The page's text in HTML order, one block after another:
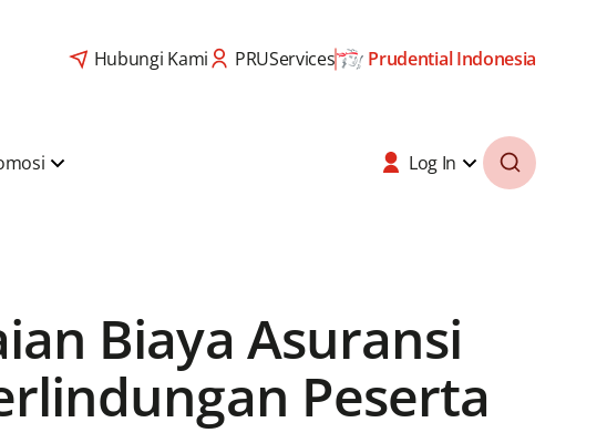
Hubungi Kami PRUServices Prudential Indonesia
Log In
Biaya Asuransi
Peserta